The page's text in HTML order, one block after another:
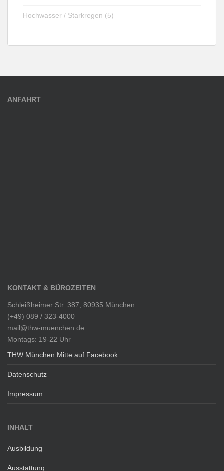
Hochwasser / Starkregen (5)
ANFAHRT
KONTAKT & BÜROZEITEN
Schleißheimer Str. 387, 80935 München
(+49) 089 / 323-4000
mail@thw-muenchen.de
Montags: 19-22 Uhr
THW München Mitte auf Facebook
Datenschutz
Impressum
INHALT
Ausbildung
Ausstattung